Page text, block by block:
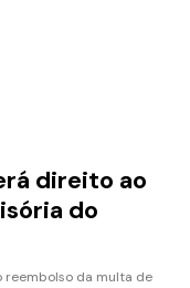
direito ao
do
da multa de